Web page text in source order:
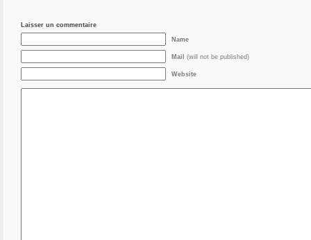
Laisser un commentaire
Name
Mail (will not be published)
Website